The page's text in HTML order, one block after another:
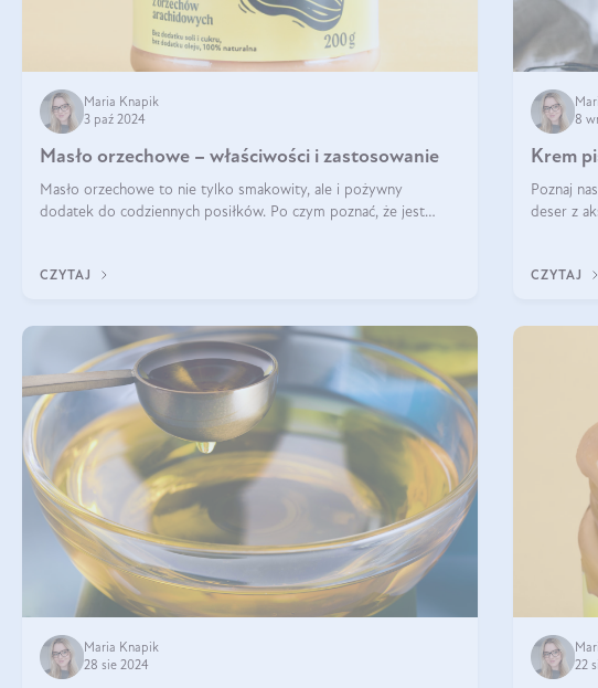
Maria Knapik
3 paź 2024
Masło orzechowe – właściwości i zastosowanie
Masło orzechowe to nie tylko smakowity, ale i pożywny
dodatek do codziennych posiłków. Po czym poznać, że jest
CZYTAJ
8
Krem
Poznaj
deser z
CZYTAJ
Maria Knapik
28 sie 2024
22